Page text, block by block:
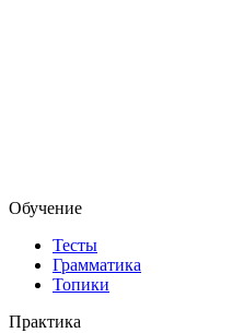
Обучение
Тесты
Грамматика
Топики
Практика